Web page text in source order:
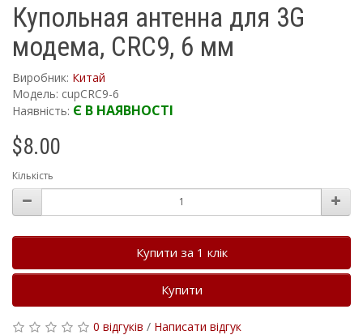
Купольная антенна для 3G
модема, CRC9, 6 мм
Виробник: Китай
Модель: cupCRC9-6
Наявність: Є В НАЯВНОСТІ
$8.00
Кількість
Купити за 1 клiк
Купити
0 відгуків / Написати відгук